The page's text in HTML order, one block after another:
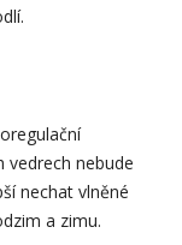
nebude
nechat vlněné
a zimu.